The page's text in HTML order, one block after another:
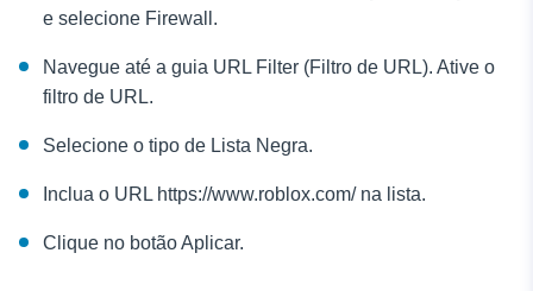
e selecione Firewall.
Navegue até a guia URL Filter (Filtro de URL). Ative o
filtro de URL.
Selecione o tipo de Lista Negra.
Inclua o URL https://www.roblox.com/ na lista.
Clique no botão Aplicar.